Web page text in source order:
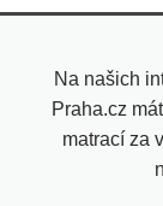
Na našich
Praha.cz
matrací za